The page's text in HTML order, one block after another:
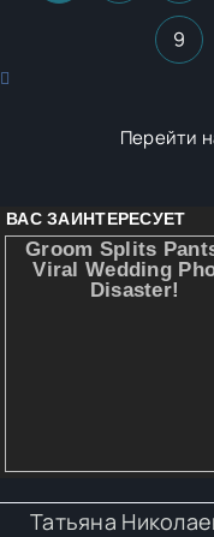
9
Перейти
Татьяна